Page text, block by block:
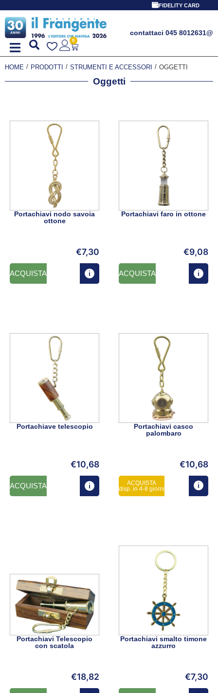
PROMO SPECIALE LIBRI
FIDELITY CARD
contattaci 045 8012631@
0
HOME / PRODOTTI / STRUMENTI E ACCESSORI / OGGETTI
Oggetti
Portachiavi nodo savoia
ottone
€7,30
ACQUISTA
Portachiavi faro in ottone
€9,08
ACQUISTA
Portachiave telescopio
€10,68
ACQUISTA
Portachiavi casco
palombaro
€10,68
ACQUISTA
disp. in 4-8 giorni
Portachiavi Telescopio
con scatola
€18,82
Portachiavi smalto timone
azzurro
€7,30